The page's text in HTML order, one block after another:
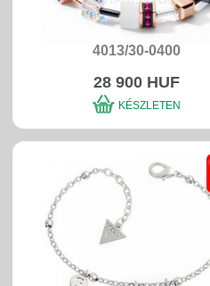
4013/30-0400
28 900 HUF
KÉSZLETEN